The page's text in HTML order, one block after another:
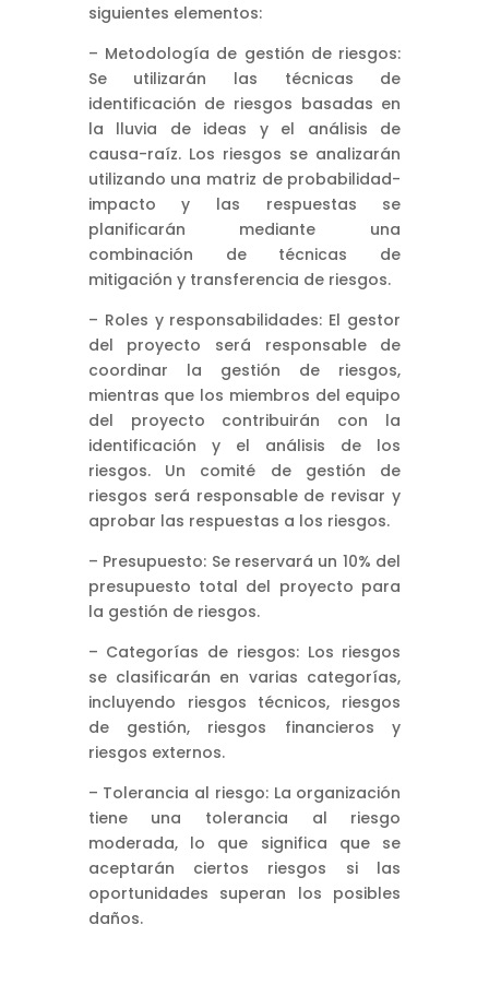
siguientes elementos:
– Metodología de gestión de riesgos:
Se utilizarán las técnicas de
identificación de riesgos basadas en
la lluvia de ideas y el análisis de
causa-raíz. Los riesgos se analizarán
utilizando una matriz de probabilidad-
impacto y las respuestas se
planificarán mediante una
combinación de técnicas de
mitigación y transferencia de riesgos.
– Roles y responsabilidades: El gestor
del proyecto será responsable de
coordinar la gestión de riesgos,
mientras que los miembros del equipo
del proyecto contribuirán con la
identificación y el análisis de los
riesgos. Un comité de gestión de
riesgos será responsable de revisar y
aprobar las respuestas a los riesgos.
– Presupuesto: Se reservará un 10% del
presupuesto total del proyecto para
la gestión de riesgos.
– Categorías de riesgos: Los riesgos
se clasificarán en varias categorías,
incluyendo riesgos técnicos, riesgos
de gestión, riesgos financieros y
riesgos externos.
– Tolerancia al riesgo: La organización
tiene una tolerancia al riesgo
moderada, lo que significa que se
aceptarán ciertos riesgos si las
oportunidades superan los posibles
daños.